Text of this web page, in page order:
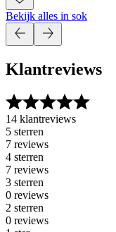
Bekijk alles in sok
Klantreviews
14 klantreviews
5 sterren
7 reviews
4 sterren
7 reviews
3 sterren
0 reviews
2 sterren
0 reviews